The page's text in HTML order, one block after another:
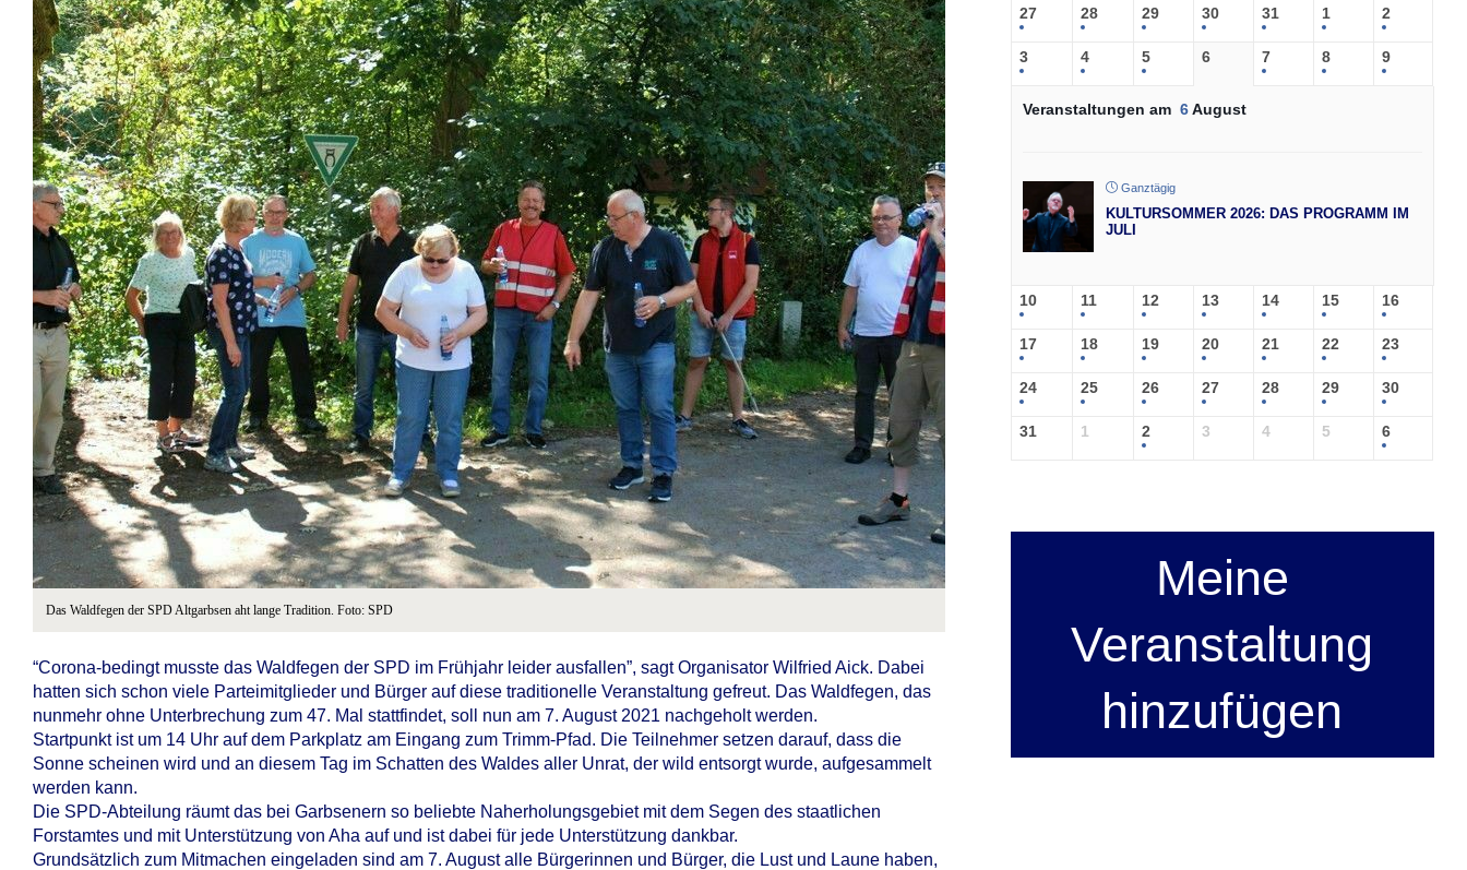
Das Waldfegen der SPD Altgarbsen aht lange Tradition. Foto: SPD
“Corona-bedingt musste das Waldfegen der SPD im Frühjahr leider ausfallen”, sagt Organisator Wilfried Aick. Dabei
hatten sich schon viele Parteimitglieder und Bürger auf diese traditionelle Veranstaltung gefreut. Das Waldfegen, das
nunmehr ohne Unterbrechung zum 47. Mal stattfindet, soll nun am 7. August 2021 nachgeholt werden.
Startpunkt ist um 14 Uhr auf dem Parkplatz am Eingang zum Trimm-Pfad. Die Teilnehmer setzen darauf, dass die
Sonne scheinen wird und an diesem Tag im Schatten des Waldes aller Unrat, der wild entsorgt wurde, aufgesammelt
werden kann.
Die SPD-Abteilung räumt das bei Garbsenern so beliebte Naherholungsgebiet mit dem Segen des staatlichen
Forstamtes und mit Unterstützung von Aha auf und ist dabei für jede Unterstützung dankbar.
Grundsätzlich zum Mitmachen eingeladen sind am 7. August alle Bürgerinnen und Bürger, die Lust und Laune haben,
27 28 29 30 31 1 2
3 4 5 6 7 8 9
Veranstaltungen am 6August
Ganztägig
KULTURSOMMER 2026: DAS PROGRAMM IM
JULI
10 11 12 13 14 15 16
17 18 19 20 21 22 23
24 25 26 27 28 29 30
31 1 2 3 4 5 6
Meine
Veranstaltung
hinzufügen